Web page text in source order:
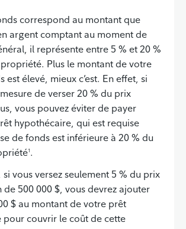
correspond au montant que
argent comptant au moment de
il représente entre 5 % et 20 %
Plus le montant de votre
est élevé, mieux c’est. En effet, si
de verser 20 % du prix
vous pouvez éviter de payer
hypothécaire, qui est requise
de fonds est inférieure à 20 % du
1 .
si vous versez seulement 5 % du prix
de 500 000 $, vous devrez ajouter
$ au montant de votre prêt
pour couvrir le coût de cette